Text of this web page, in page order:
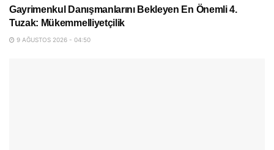
Gayrimenkul Danışmanlarını Bekleyen En Önemli 4.
Tuzak: Mükemmelliyetçilik
9 AĞUSTOS 2026 - 04:50